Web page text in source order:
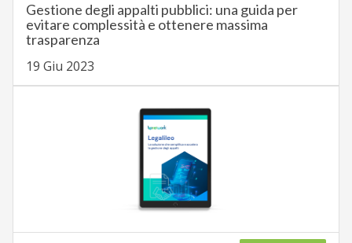
Gestione degli appalti pubblici: una guida per
evitare complessità e ottenere massima
trasparenza
19 Giu 2023